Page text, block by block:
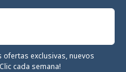
ofertas exclusivas, nuevos
cada semana!